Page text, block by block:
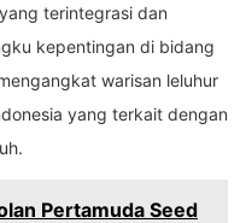
terintegrasi dan
kepentingan di bidang
warisan leluhur
yang terkait dengan
Pertamuda Seed